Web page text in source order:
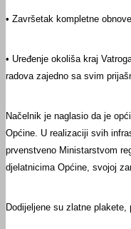
USTANOVE
• Završetak kompletne
• Uređenje okoliša kraj
radova zajedno sa svim
Načelnik je naglasio da je
Općine. U realizaciji svih
prvenstveno Ministarstvom
djelatnicima Općine, svojoj
Dodijeljene su zlatne